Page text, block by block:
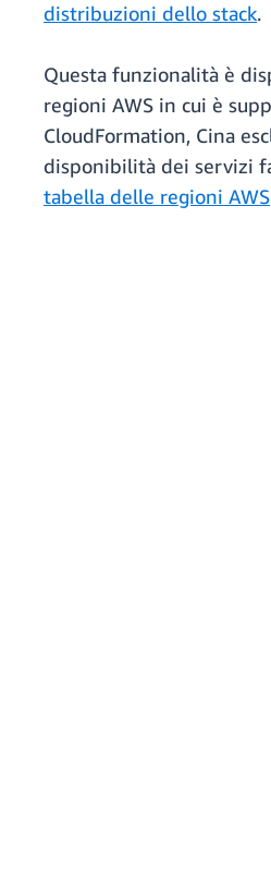
distribuzioni dello stack.
Questa funzionalità è
regioni AWS in cui è
CloudFormation, Cina
disponibilità dei servizi
tabella delle regioni AWS